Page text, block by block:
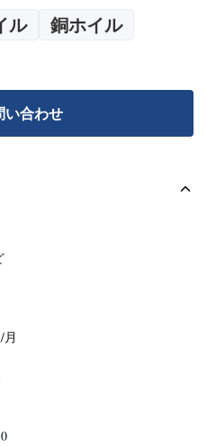
ル
銅ホイル
い合わせ